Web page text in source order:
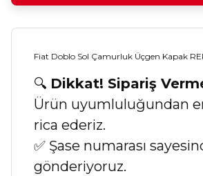
Fiat Doblo Sol Çamurluk Üçgen Kapak
🔍 Dikkat! Sipariş
Ürün uyumluluğundan
rica ederiz.
✅ Şase numarası
gönderiyoruz.